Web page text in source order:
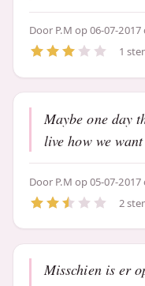
Door P.M op 06-07-2017
1
Maybe one day
live how we
Door P.M op 05-07-2017
2
Misschien is er